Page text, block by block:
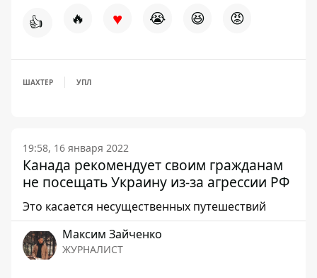
👍 🔥 ♥ 😭 😆 😡
ШАХТЕР УПЛ
19:58, 16 января 2022
Канада рекомендует своим гражданам
не посещать Украину из-за агрессии РФ
Это касается несущественных путешествий
Максим Зайченко
ЖУРНАЛИСТ